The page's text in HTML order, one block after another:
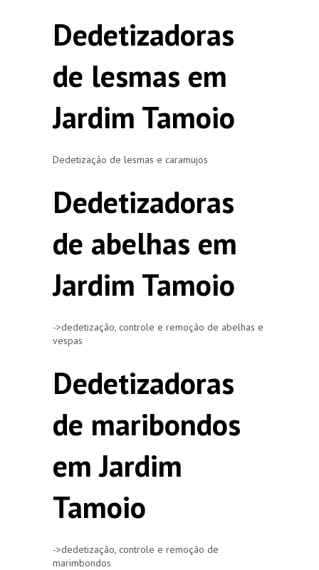
Dedetizadoras
de lesmas em
Jardim Tamoio
Dedetização de lesmas e caramujos
Dedetizadoras
de abelhas em
Jardim Tamoio
->dedetização, controle e remoção de abelhas e
vespas
Dedetizadoras
de maribondos
em Jardim
Tamoio
->dedetização, controle e remoção de
marimbondos